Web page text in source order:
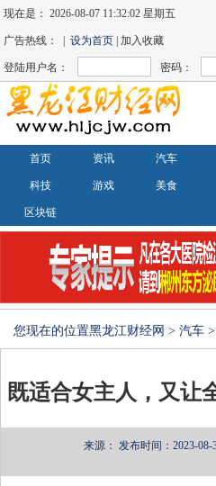
现在是：2026-08-07 11:32:03 星期五
广告热线： |设为首页 | 加入收藏
登陆用户名： 密码：
首页 资讯 汽车
科技 游戏 美食
区块链
您现在的位置黑龙江财经网 > 汽车
既适合女主人，又让
来源： 发布时间：2023-08-